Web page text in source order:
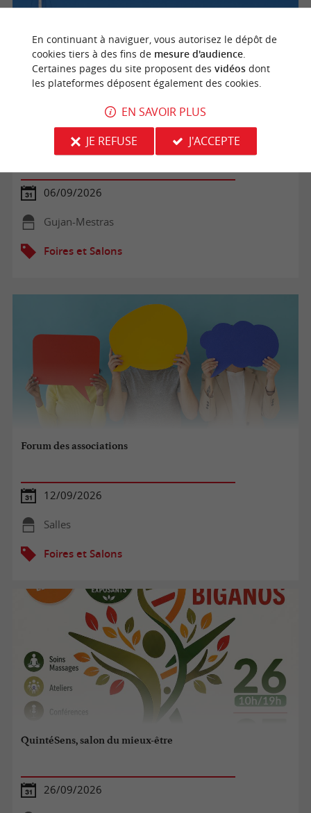
Village des Associations
06/09/2026
Gujan-Mestras
Foires et Salons
Forum des associations
12/09/2026
Salles
Foires et Salons
QuintéSens, salon du mieux-être
26/09/2026
En continuant à naviguer, vous autorisez le dépôt de
cookies tiers à des fins de mesure d'audience.
Certaines pages du site proposent des vidéosdont
les plateformes déposent également des cookies.
EN SAVOIR PLUS
JE REFUSE
J'ACCEPTE